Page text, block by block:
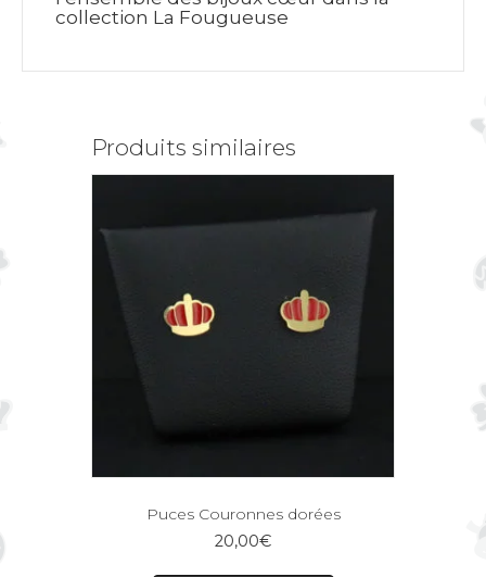
collection La Fougueuse
Produits similaires
Puces Couronnes dorées
20,00€